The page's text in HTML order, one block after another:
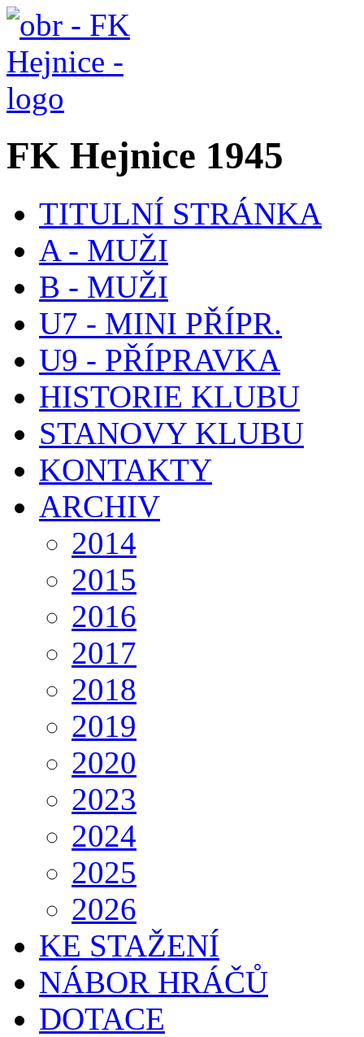
FK Hejnice 1945
TITULNÍ STRÁNKA
A - MUŽI
B - MUŽI
U7 - MINI PŘÍPR.
U9 - PŘÍPRAVKA
HISTORIE KLUBU
STANOVY KLUBU
KONTAKTY
ARCHIV
2014
2015
2016
2017
2018
2019
2020
2023
2024
2025
2026
KE STAŽENÍ
NÁBOR HRÁČŮ
DOTACE